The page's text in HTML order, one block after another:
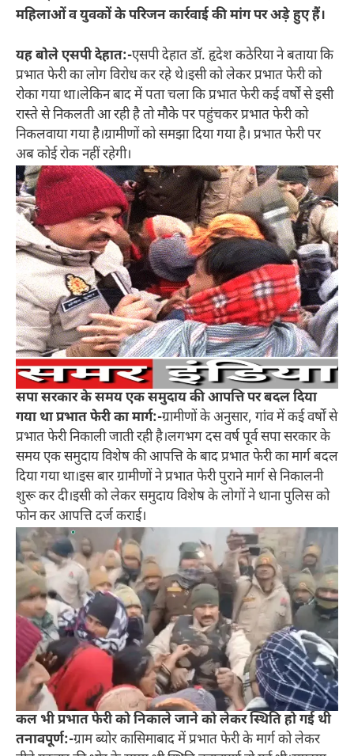
महिलाओं व युवकों के परिजन कार्रवाई की मांग पर अड़े हुए हैं।
यह बोले एसपी देहात:-एसपी देहात डॉ. हृदेश कठेरिया ने बताया कि
प्रभात फेरी का लोग विरोध कर रहे थे।इसी को लेकर प्रभात फेरी को
रोका गया था।लेकिन बाद में पता चला कि प्रभात फेरी कई वर्षों से इसी
रास्ते से निकलती आ रही है तो मौके पर पहुंचकर प्रभात फेरी को
निकलवाया गया है।ग्रामीणों को समझा दिया गया है। प्रभात फेरी पर
अब कोई रोक नहीं रहेगी।
सपा सरकार के समय एक समुदाय की आपत्ति पर बदल दिया
गया था प्रभात फेरी का मार्ग:-ग्रामीणों के अनुसार, गांव में कई वर्षों से
प्रभात फेरी निकाली जाती रही है।लगभग दस वर्ष पूर्व सपा सरकार के
समय एक समुदाय विशेष की आपत्ति के बाद प्रभात फेरी का मार्ग बदल
दिया गया था।इस बार ग्रामीणों ने प्रभात फेरी पुराने मार्ग से निकालनी
शुरू कर दी।इसी को लेकर समुदाय विशेष के लोगों ने थाना पुलिस को
फोन कर आपत्ति दर्ज कराई।
कल भी प्रभात फेरी को निकाले जाने को लेकर स्थिति हो गई थी
तनावपूर्ण:-ग्राम ब्योर कासिमाबाद में प्रभात फेरी के मार्ग को लेकर